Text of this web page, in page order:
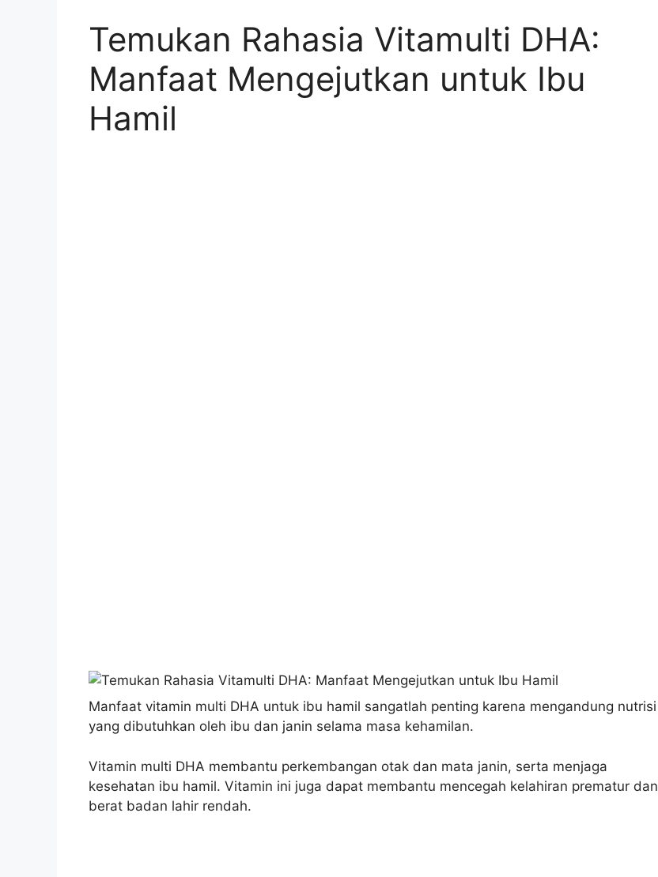
Temukan Rahasia Vitamulti DHA:
Manfaat Mengejutkan untuk Ibu
Hamil
Manfaat vitamin multi DHA untuk ibu hamil sangatlah penting karena mengandung nutrisi
yang dibutuhkan oleh ibu dan janin selama masa kehamilan.
Vitamin multi DHA membantu perkembangan otak dan mata janin, serta menjaga
kesehatan ibu hamil. Vitamin ini juga dapat membantu mencegah kelahiran prematur dan
berat badan lahir rendah.